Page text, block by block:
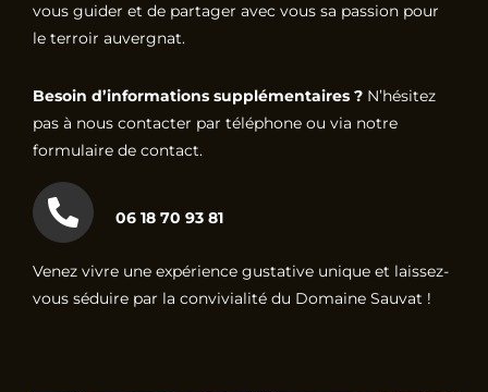
vous guider et de partager avec vous sa passion pour
le terroir auvergnat.
Besoin d’informations supplémentaires ?N’hésitez
pas à nous contacter par téléphone ou via notre
formulaire de contact.
06 18 70 93 81
Venez vivre une expérience gustative unique et laissez-
vous séduire par la convivialité du Domaine Sauvat !